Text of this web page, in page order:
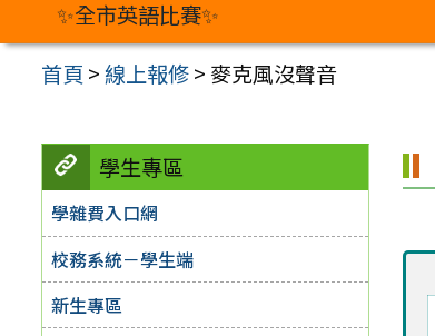
✨全市英語比賽✨
首頁 >線上報修> 麥克風沒聲音
學生專區
學雜費入口網
校務系統－學生端
新生專區